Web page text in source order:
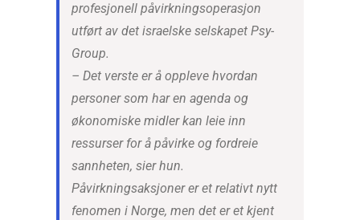
profesjonell påvirkningsoperasjon
utført av det israelske selskapet Psy-
Group.
– Det verste er å oppleve hvordan
personer som har en agenda og
økonomiske midler kan leie inn
ressurser for å påvirke og fordreie
sannheten, sier hun.
Påvirkningsaksjoner er et relativt nytt
fenomen i Norge, men det er et kjent